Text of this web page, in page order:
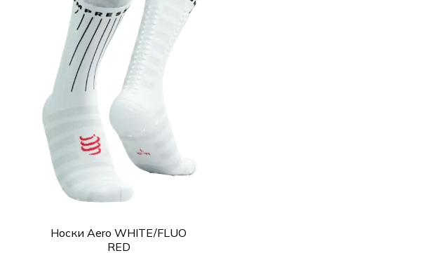
Носки Aero WHITE/FLUO
RED